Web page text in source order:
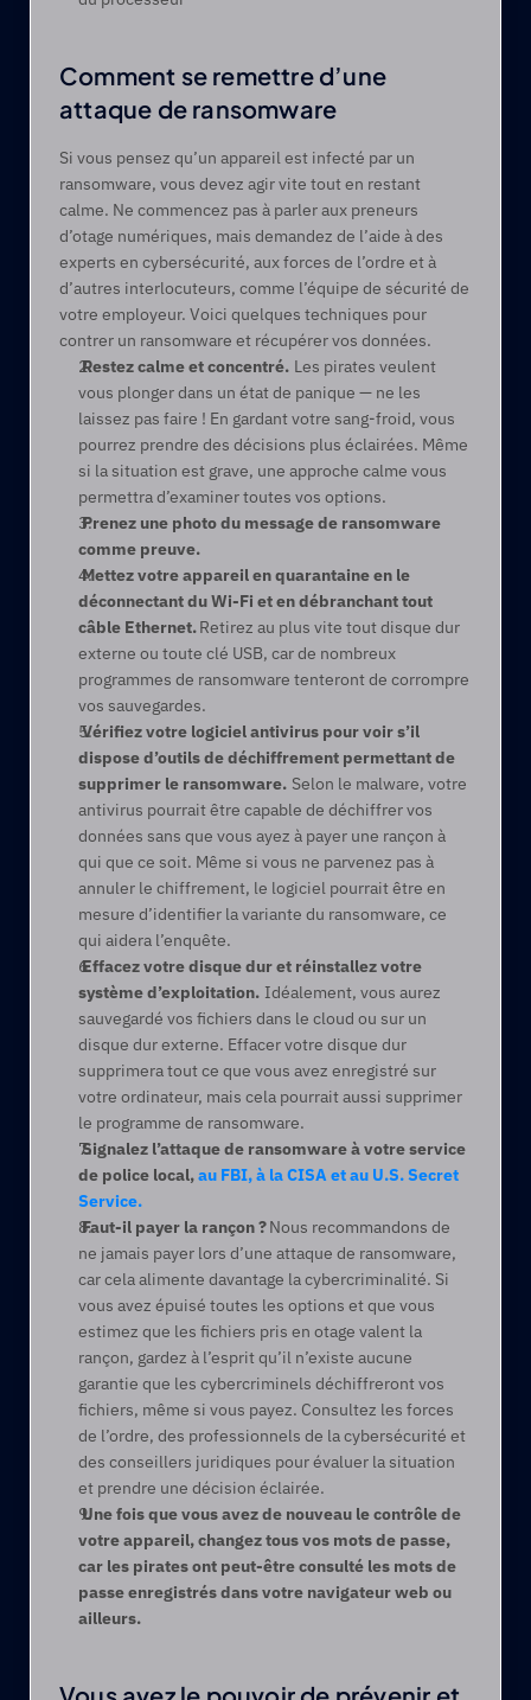
Comment se remettre d’une
attaque de ransomware
Si vous pensez qu’un appareil est infecté par un
ransomware, vous devez agir vite tout en restant
calme. Ne commencez pas à parler aux preneurs
d’otage numériques, mais demandez de l’aide à des
experts en cybersécurité, aux forces de l’ordre et à
d’autres interlocuteurs, comme l’équipe de sécurité de
votre employeur. Voici quelques techniques pour
contrer un ransomware et récupérer vos données.
Restez calme et concentré. Les pirates veulent
vous plonger dans un état de panique — ne les
laissez pas faire ! En gardant votre sang-froid, vous
pourrez prendre des décisions plus éclairées. Même
si la situation est grave, une approche calme vous
permettra d’examiner toutes vos options.
Prenez une photo du message de ransomware
comme preuve.
Mettez votre appareil en quarantaine en le
déconnectant du Wi‑Fi et en débranchant tout
câble Ethernet. Retirez au plus vite tout disque dur
externe ou toute clé USB, car de nombreux
programmes de ransomware tenteront de corrompre
vos sauvegardes.
Vérifiez votre logiciel antivirus pour voir s’il
dispose d’outils de déchiffrement permettant de
supprimer le ransomware. Selon le malware, votre
antivirus pourrait être capable de déchiffrer vos
données sans que vous ayez à payer une rançon à
qui que ce soit. Même si vous ne parvenez pas à
annuler le chiffrement, le logiciel pourrait être en
mesure d’identifier la variante du ransomware, ce
qui aidera l’enquête.
Effacez votre disque dur et réinstallez votre
système d’exploitation. Idéalement, vous aurez
sauvegardé vos fichiers dans le cloud ou sur un
disque dur externe. Effacer votre disque dur
supprimera tout ce que vous avez enregistré sur
votre ordinateur, mais cela pourrait aussi supprimer
le programme de ransomware.
Signalez l’attaque de ransomware à votre service
de police local, au FBI, à la CISA et au U.S. Secret
Service.
Faut-il payer la rançon ? Nous recommandons de
ne jamais payer lors d’une attaque de ransomware,
car cela alimente davantage la cybercriminalité. Si
vous avez épuisé toutes les options et que vous
estimez que les fichiers pris en otage valent la
rançon, gardez à l’esprit qu’il n’existe aucune
garantie que les cybercriminels déchiffreront vos
fichiers, même si vous payez. Consultez les forces
de l’ordre, des professionnels de la cybersécurité et
des conseillers juridiques pour évaluer la situation
et prendre une décision éclairée.
Une fois que vous avez de nouveau le contrôle de
votre appareil, changez tous vos mots de passe,
car les pirates ont peut-être consulté les mots de
passe enregistrés dans votre navigateur web ou
ailleurs.